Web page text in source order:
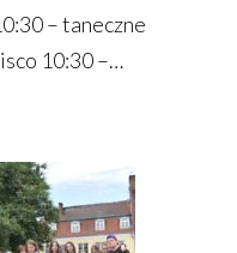
– taneczne
10:30 –…